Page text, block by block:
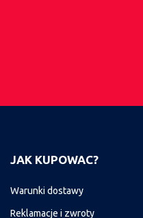
JAK KUPOWAC?
Warunki dostawy
Reklamacje i zwroty